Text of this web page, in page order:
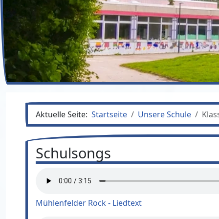
Aktuelle Seite: Startseite Unsere Schule
Schulsongs
Mühlenfelder Rock - Liedtext